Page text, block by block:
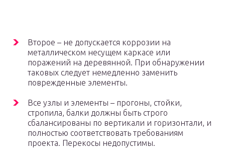
Второе – не допускается коррозии на
металлическом несущем каркасе или
поражений на деревянной. При обнаружении
таковых следует немедленно заменить
поврежденные элементы.
Все узлы и элементы – прогоны, стойки,
стропила, балки должны быть строго
сбалансированы по вертикали и горизонтали, и
полностью соответствовать требованиям
проекта. Перекосы недопустимы.